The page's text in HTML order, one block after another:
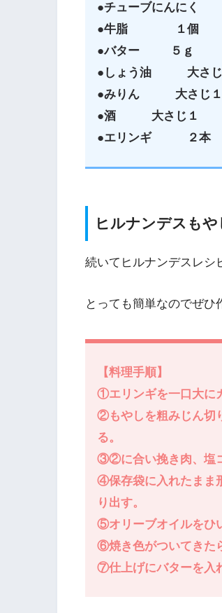
●チューブにんにく
●牛脂 １個
●バター ５ｇ
●しょう油 大さじ
●みりん 大さじ１
●酒 大さじ１
●エリンギ ２本
ヒルナンデスもや
続いてヒルナンデスレシ
とっても簡単なのでぜひ
【料理手順】
①エリンギを一口大に
②もやしを粗みじん切
る。
③②に合い挽き肉、塩
④保存袋に入れたまま
り出す。
⑤オリーブオイルをひ
⑥焼き色がついてきた
⑦仕上げにバターを入